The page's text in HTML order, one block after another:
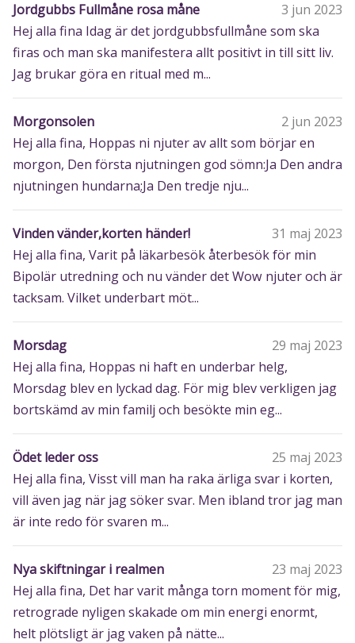
Jordgubbs Fullmåne rosa måne
3 jun 2023
Hej alla fina Idag är det jordgubbsfullmåne som ska
firas och man ska manifestera allt positivt in till sitt liv.
Jag brukar göra en ritual med m...
Morgonsolen
2 jun 2023
Hej alla fina, Hoppas ni njuter av allt som börjar en
morgon, Den första njutningen god sömn:Ja Den andra
njutningen hundarna;Ja Den tredje nju...
Vinden vänder,korten händer!
31 maj 2023
Hej alla fina, Varit på läkarbesök återbesök för min
Bipolär utredning och nu vänder det Wow njuter och är
tacksam. Vilket underbart möt...
Morsdag
29 maj 2023
Hej alla fina, Hoppas ni haft en underbar helg,
Morsdag blev en lyckad dag. För mig blev verkligen jag
bortskämd av min familj och besökte min eg...
Ödet leder oss
25 maj 2023
Hej alla fina, Visst vill man ha raka ärliga svar i korten,
vill även jag när jag söker svar. Men ibland tror jag man
är inte redo för svaren m...
Nya skiftningar i realmen
23 maj 2023
Hej alla fina, Det har varit många torn moment för mig,
retrograde nyligen skakade om min energi enormt,
helt plötsligt är jag vaken på nätte...